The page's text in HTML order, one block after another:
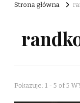
Strona główna
Pokazuje: 1 - 5 of 5